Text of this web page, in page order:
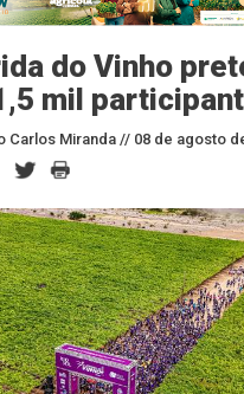
do Vinho
mil
Carlos Miranda // 08 de agosto